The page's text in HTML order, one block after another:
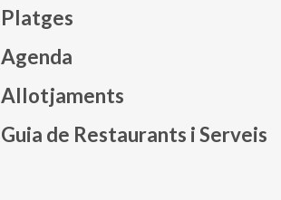
Platges
Agenda
Allotjaments
Guia de Restaurants i Serveis